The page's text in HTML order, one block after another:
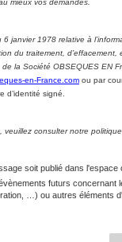
mieux vos demandes.
janvier 1978 relative à
du traitement,
la Société OBSEQUES EN
en-France.com ou par
d’identité signé.
veuillez consulter notre
soit publié dans l'espace
futurs concernant
…) ou autres éléments